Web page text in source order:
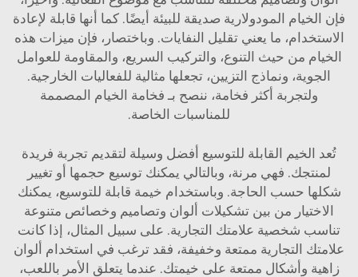
فإن الخيام المودولارية صديقة للبيئة أيضًا. كما أنها قابلة لإعادة
الاستخدام، ما يعني تقليل النفايات. وباختصار، فإن ميزات هذه
الخيام من حيث التنوع، والتركيب السريع، والمقاومة للعوامل
الجوية، ونماذج التزيين، تجعلها مثالية للفعاليات الخارجية.
ولتجربة أكثر فخامة، ننصح بـ فخامة الخيام المصممة
للمناسبات الخاصة.
تُعد الخيم القابلة للتوسيع أفضل وسيلة لتقديم تجربة فريدة
لمنتجك. فهي مرنة، وبالتالي يمكنك توسيع حجمها أو تغيير
شكلها حسب الحاجة. وباستخدام خيمة قابلة للتوسيع، يمكنك
الاختيار من بين تشكيلات ألوان وتصاميم وخصائص متنوعة
تناسب شخصية علامتك التجارية. على سبيل المثال، إذا كانت
علامتك التجارية ممتعة وخفيفة، فقد ترغب في استخدام ألوان
زاهية وأشكال ممتعة على خيمتك. عندما يتعلق الأمر باللعب،